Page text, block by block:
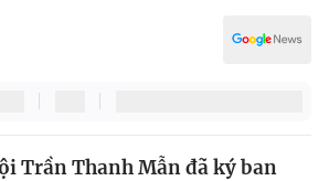
Trần Thanh Mẫn đã ký ban